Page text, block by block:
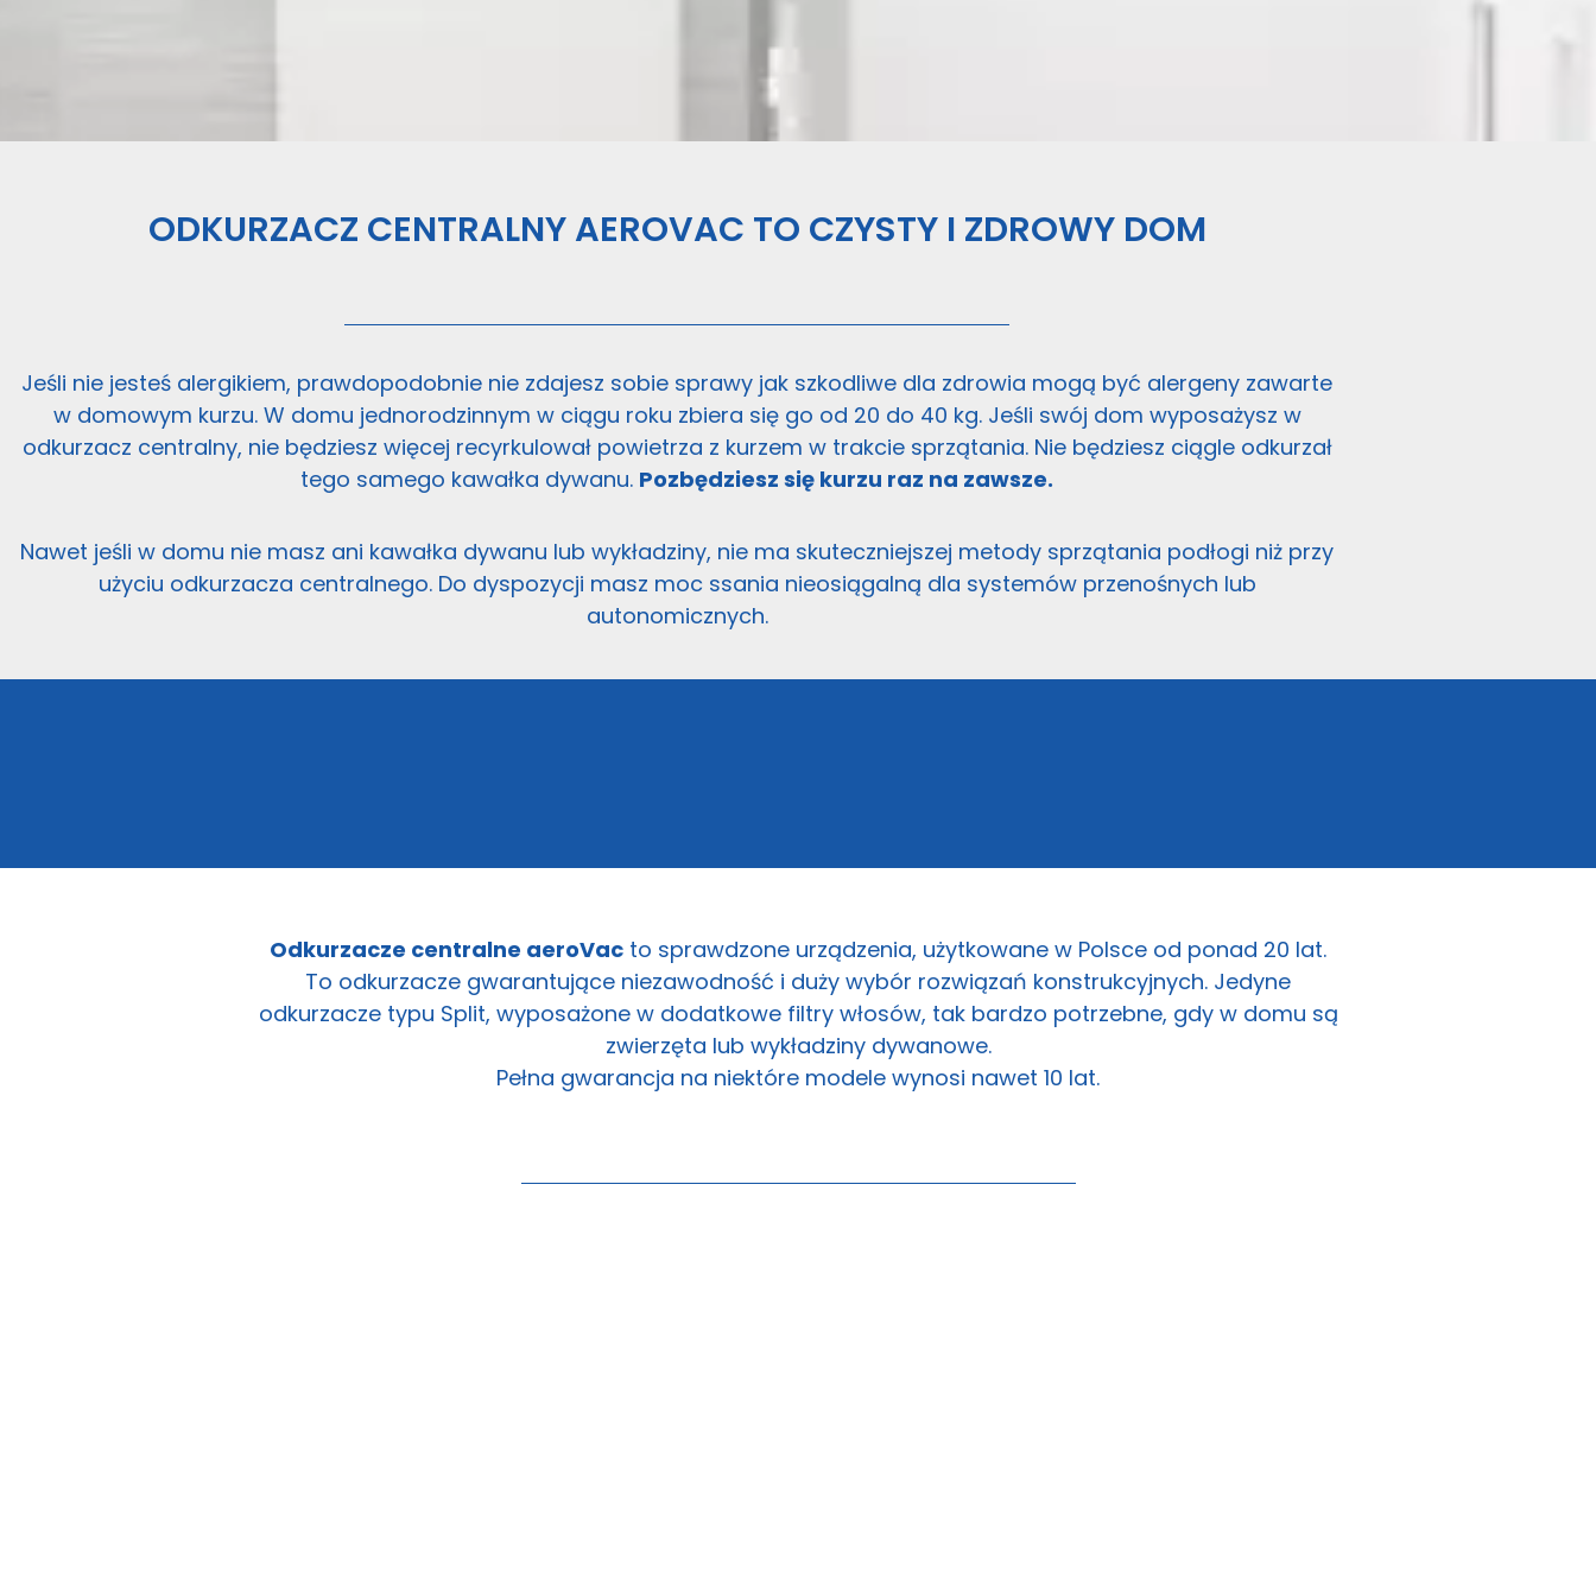
ODKURZACZ CENTRALNY AEROVAC TO CZYSTY I ZDROWY DOM
Jeśli nie jesteś alergikiem, prawdopodobnie nie zdajesz sobie sprawy jak szkodliwe dla zdrowia mogą być alergeny zawarte
w domowym kurzu. W domu jednorodzinnym w ciągu roku zbiera się go od 20 do 40 kg. Jeśli swój dom wyposażysz w
odkurzacz centralny, nie będziesz więcej recyrkulował powietrza z kurzem w trakcie sprzątania. Nie będziesz ciągle odkurzał
tego samego kawałka dywanu. Pozbędziesz się kurzu raz na zawsze.
Nawet jeśli w domu nie masz ani kawałka dywanu lub wykładziny, nie ma skuteczniejszej metody sprzątania podłogi niż przy
użyciu odkurzacza centralnego. Do dyspozycji masz moc ssania nieosiągalną dla systemów przenośnych lub
autonomicznych.
Odkurzacze centralne aeroVac to sprawdzone urządzenia, użytkowane w Polsce od ponad 20 lat.
To odkurzacze gwarantujące niezawodność i duży wybór rozwiązań konstrukcyjnych. Jedyne
odkurzacze typu Split, wyposażone w dodatkowe filtry włosów, tak bardzo potrzebne, gdy w domu są
zwierzęta lub wykładziny dywanowe.
Pełna gwarancja na niektóre modele wynosi nawet 10 lat.